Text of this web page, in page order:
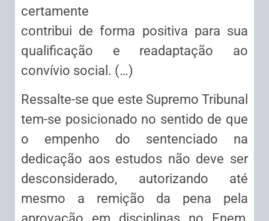
certamente
contribui de forma positiva para sua
qualificação e readaptação ao
convívio social. (…)
Ressalte-se que este Supremo Tribunal
tem-se posicionado no sentido de que
o empenho do sentenciado na
dedicação aos estudos não deve ser
desconsiderado, autorizando até
mesmo a remição da pena pela